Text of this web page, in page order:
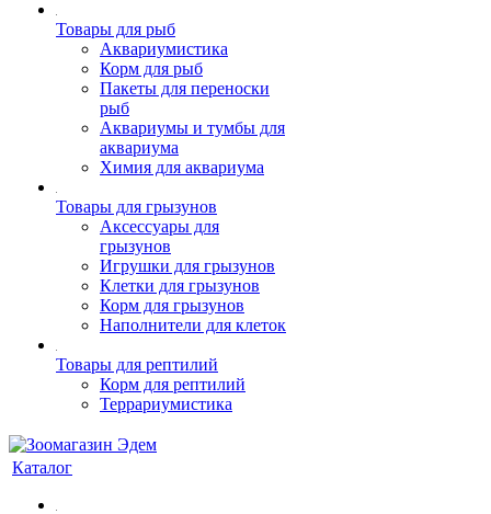
Товары для рыб
Аквариумистика
Корм для рыб
Пакеты для переноски
рыб
Аквариумы и тумбы для
аквариума
Химия для аквариума
Товары для грызунов
Аксессуары для
грызунов
Игрушки для грызунов
Клетки для грызунов
Корм для грызунов
Наполнители для клеток
Товары для рептилий
Корм для рептилий
Террариумистика
Каталог